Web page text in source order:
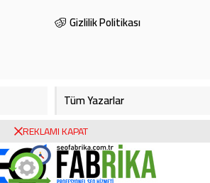
Gizlilik Politikası
Tüm Yazarlar
Foto Galeri
Bursa Haberleri
REKLAMI KAPAT